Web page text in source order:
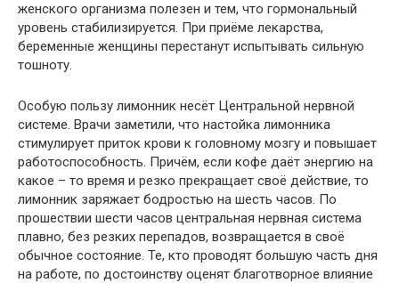
женского организма полезен и тем, что гормональный
уровень стабилизируется. При приёме лекарства,
беременные женщины перестанут испытывать сильную
тошноту.
Особую пользу лимонник несёт Центральной нервной
системе. Врачи заметили, что настойка лимонника
стимулирует приток крови к головному мозгу и повышает
работоспособность. Причём, если кофе даёт энергию на
какое – то время и резко прекращает своё действие, то
лимонник заряжает бодростью на шесть часов. По
прошествии шести часов центральная нервная система
плавно, без резких перепадов, возвращается в своё
обычное состояние. Те, кто проводят большую часть дня
на работе, по достоинству оценят благотворное влияние